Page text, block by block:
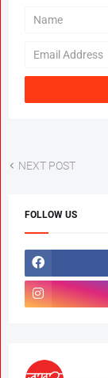
NEXT POST
FOLLOW US